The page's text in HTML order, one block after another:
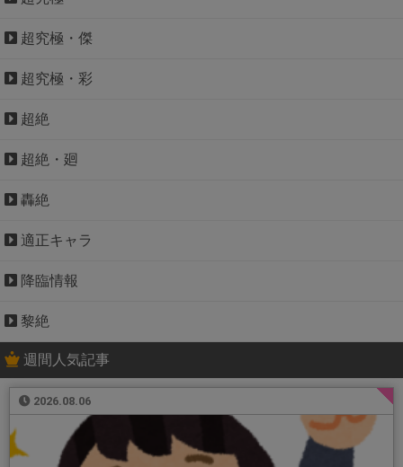
超究極・傑
超究極・彩
超絶
超絶・廻
轟絶
適正キャラ
降臨情報
黎絶
週間人気記事
2026.08.06